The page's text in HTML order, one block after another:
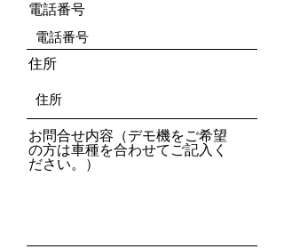
電話番号
住所
お問合せ内容（デモ機をご希望
の方は車種を合わせてご記入く
ださい。）